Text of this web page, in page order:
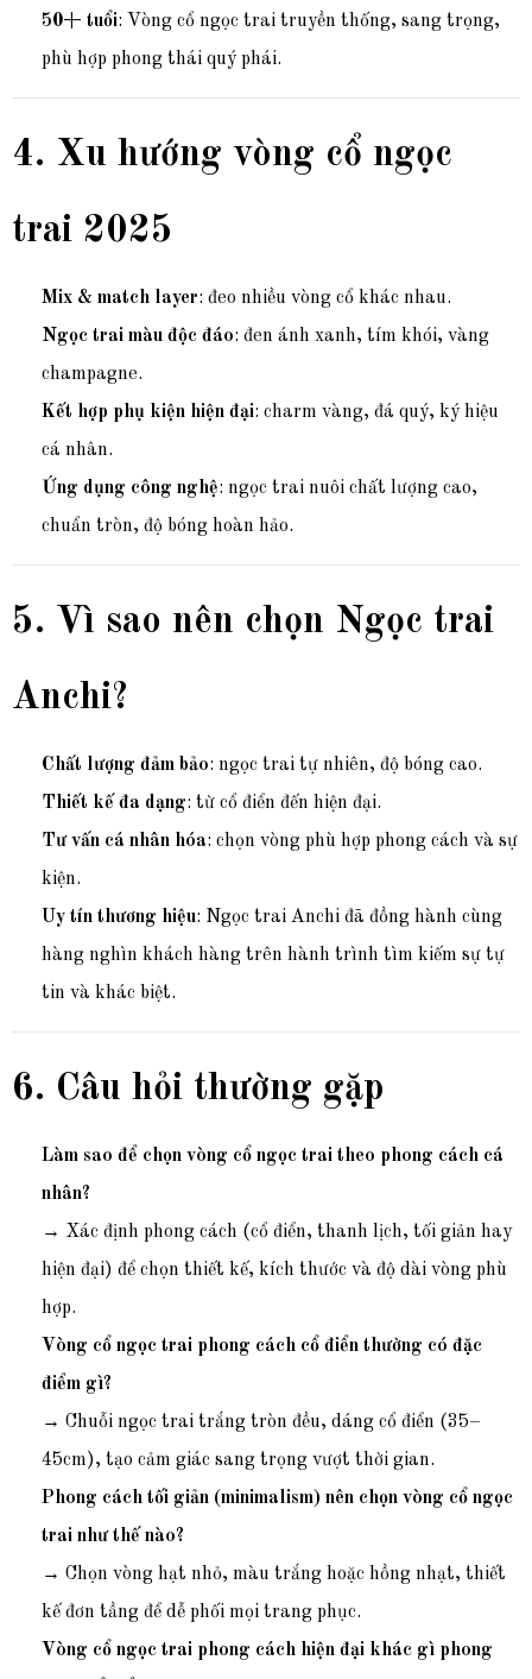
50+ tuổi: Vòng cổ ngọc trai truyền thống, sang trọng,
phù hợp phong thái quý phái.
4. Xu hướng vòng cổ ngọc
trai 2025
Mix & match layer: đeo nhiều vòng cổ khác nhau.
Ngọc trai màu độc đáo: đen ánh xanh, tím khói, vàng
champagne.
Kết hợp phụ kiện hiện đại: charm vàng, đá quý, ký hiệu
cá nhân.
Ứng dụng công nghệ: ngọc trai nuôi chất lượng cao,
chuẩn tròn, độ bóng hoàn hảo.
5. Vì sao nên chọn Ngọc trai
Anchi?
Chất lượng đảm bảo: ngọc trai tự nhiên, độ bóng cao.
Thiết kế đa dạng: từ cổ điển đến hiện đại.
Tư vấn cá nhân hóa: chọn vòng phù hợp phong cách và sự
kiện.
Uy tín thương hiệu: Ngọc trai Anchi đã đồng hành cùng
hàng nghìn khách hàng trên hành trình tìm kiếm sự tự
tin và khác biệt.
6. Câu hỏi thường gặp
Làm sao để chọn vòng cổ ngọc trai theo phong cách cá
nhân?
→ Xác định phong cách (cổ điển, thanh lịch, tối giản hay
hiện đại) để chọn thiết kế, kích thước và độ dài vòng phù
hợp.
Vòng cổ ngọc trai phong cách cổ điển thường có đặc
điểm gì?
→ Chuỗi ngọc trai trắng tròn đều, dáng cổ điển (35–
45cm), tạo cảm giác sang trọng vượt thời gian.
Phong cách tối giản (minimalism) nên chọn vòng cổ ngọc
trai như thế nào?
→ Chọn vòng hạt nhỏ, màu trắng hoặc hồng nhạt, thiết
kế đơn tầng để dễ phối mọi trang phục.
Vòng cổ ngọc trai phong cách hiện đại khác gì phong